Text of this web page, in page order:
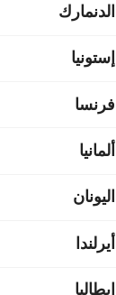
الدنمارك
إستونيا
فرنسا
ألمانيا
اليونان
أيرلندا
ايطاليا